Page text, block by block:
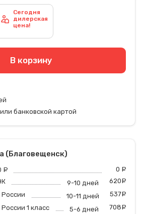
Сегодня
дилерская
цена!
В корзину
банковской картой
(Благовещенск)
0
9-10 дней 620
10-11 дней 537
1 класс
5-6 дней 708